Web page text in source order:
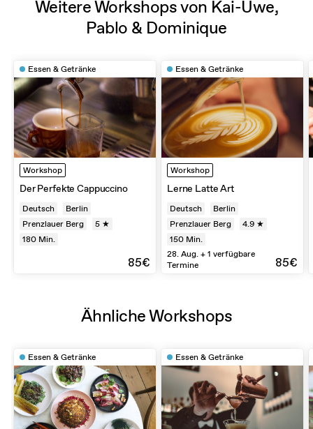
Weitere Workshops von Kai-Uwe,
Pablo & Dominique
Essen & Getränke
Workshop
Der Perfekte Cappuccino
Deutsch
Berlin
Prenzlauer Berg
5 ★
180 Min.
85€
Essen & Getränke
Workshop
Lerne Latte Art
Deutsch
Berlin
Prenzlauer Berg
4.9 ★
150 Min.
28. Aug. + 1 verfügbare
Termine
85€
Ähnliche Workshops
Essen & Getränke Essen & Getränke